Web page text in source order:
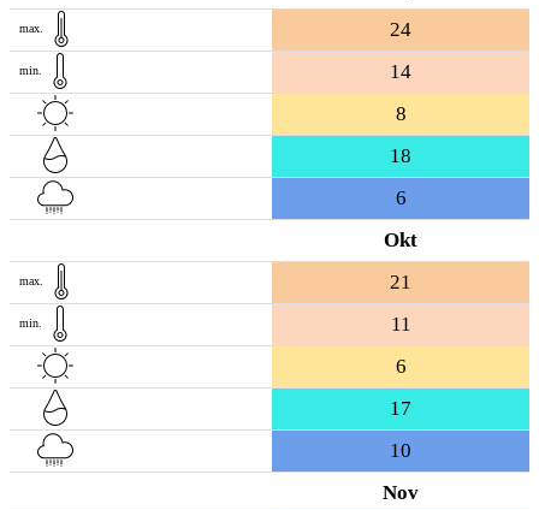
max. 24
min.
14
8
18
6
Okt
max. 21
min.
11
6
17
10
Nov